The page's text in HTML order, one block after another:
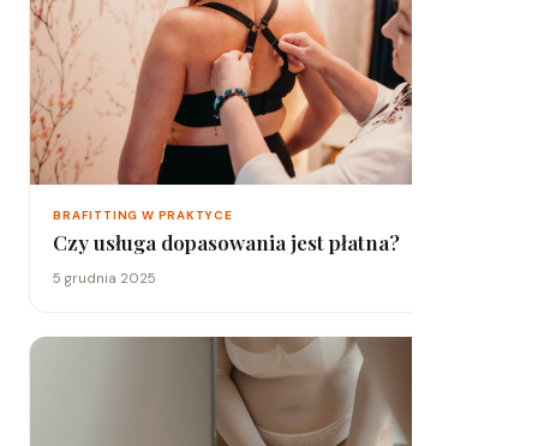
BRAFITTING W PRAKTYCE
Czy usługa dopasowania jest płatna?
5 grudnia 2025